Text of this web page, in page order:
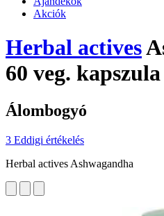
Akciók
Herbal actives
60 veg. kapszula
Álombogyó
3 Eddigi értékelés
Herbal actives Ashwagandha